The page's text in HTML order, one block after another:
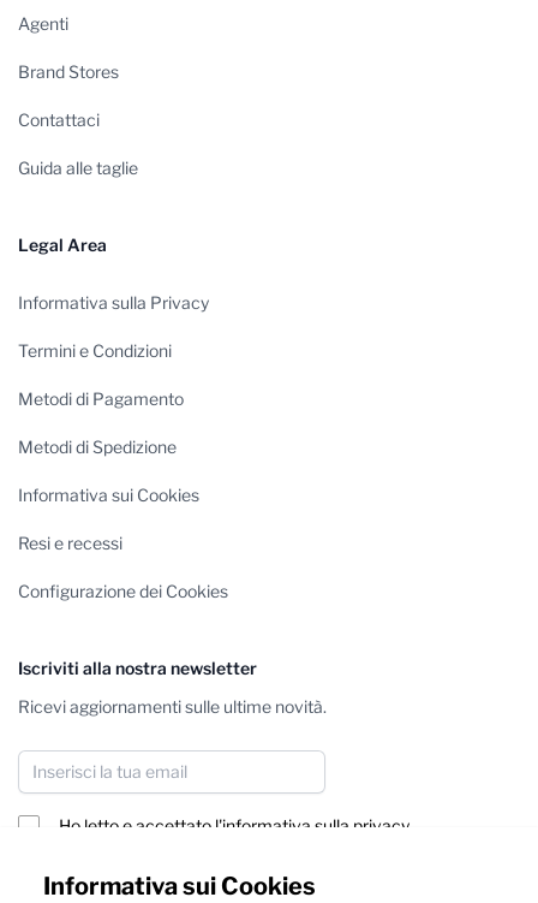
Informativa sui Cookies
Agenti
Brand Stores
Contattaci
Guida alle taglie
Legal Area
Informativa sulla Privacy
Termini e Condizioni
Metodi di Pagamento
Metodi di Spedizione
Informativa sui Cookies
Resi e recessi
Configurazione dei Cookies
Iscriviti alla nostra newsletter
Ricevi aggiornamenti sulle ultime novità.
Indirizzo email
Ho letto e accettato l'informativa sulla privacy
Iscriviti